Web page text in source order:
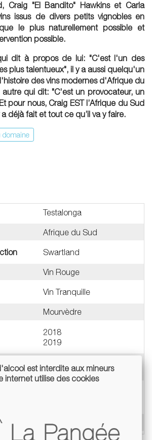
Craig "El Bandito" Hawkins et Carla
issus de divers petits vignobles en
le plus naturellement possible et
possible.
dit à propos de lui: "C'est l'un des
plus talentueux", il y a aussi quelqu'un
des vins modernes d'Afrique du
qui dit: "C'est un provocateur, un
pour nous, Craig EST l’Afrique du Sud
déjà fait et tout ce qu’il va y faire.
domaine
Testalonga
Afrique du Sud
Swartland
Vin Rouge
Vin Tranquille
Mourvèdre
2018
2019
VDF / Sans appellation
Bouteille 75cl
est interdite aux mineurs
internet utilise des cookies